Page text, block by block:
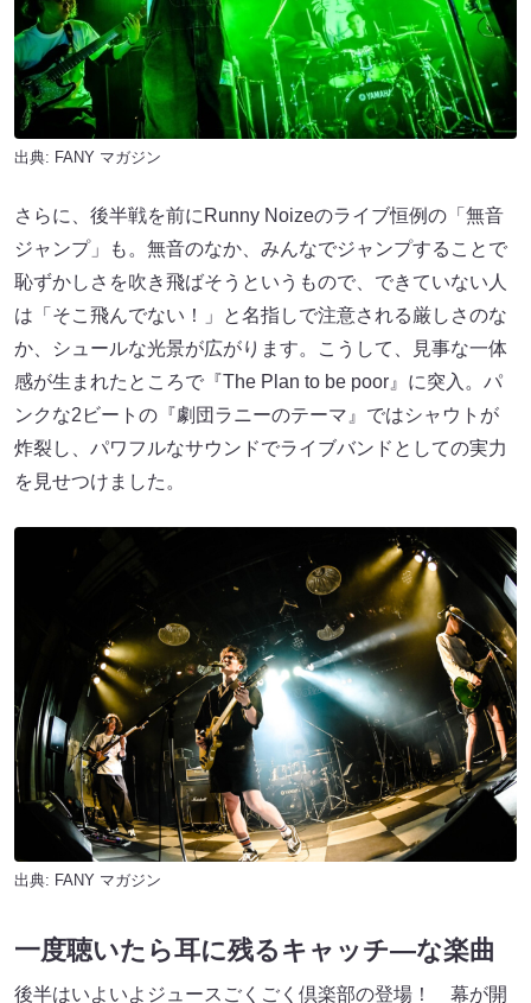
出典: FANY マガジン
さらに、後半戦を前にRunny Noizeのライブ恒例の「無音
ジャンプ」も。無音のなか、みんなでジャンプすることで
恥ずかしさを吹き飛ばそうというもので、できていない人
は「そこ飛んでない！」と名指しで注意される厳しさのな
か、シュールな光景が広がります。こうして、見事な一体
感が生まれたところで『The Plan to be poor』に突入。パ
ンクな2ビートの『劇団ラニーのテーマ』ではシャウトが
炸裂し、パワフルなサウンドでライブバンドとしての実力
を見せつけました。
出典: FANY マガジン
一度聴いたら耳に残るキャッチ―な楽曲
後半はいよいよジュースごくごく倶楽部の登場！ 幕が開